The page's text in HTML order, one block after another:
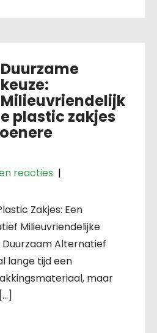
Duurzame
keuze:
Milieuvriendelijk
e plastic zakjes
reacties |
Zakjes: Een
Milieuvriendelijke
Duurzaam Alternatief
lange tijd een
maar